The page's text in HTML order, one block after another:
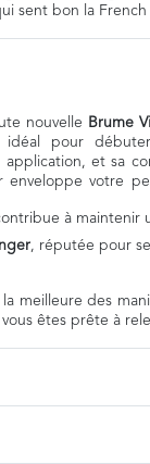
sent bon la French
nouvelle Brume
idéal pour
et sa
votre
à maintenir
, réputée pour
meilleure des
êtes prête à